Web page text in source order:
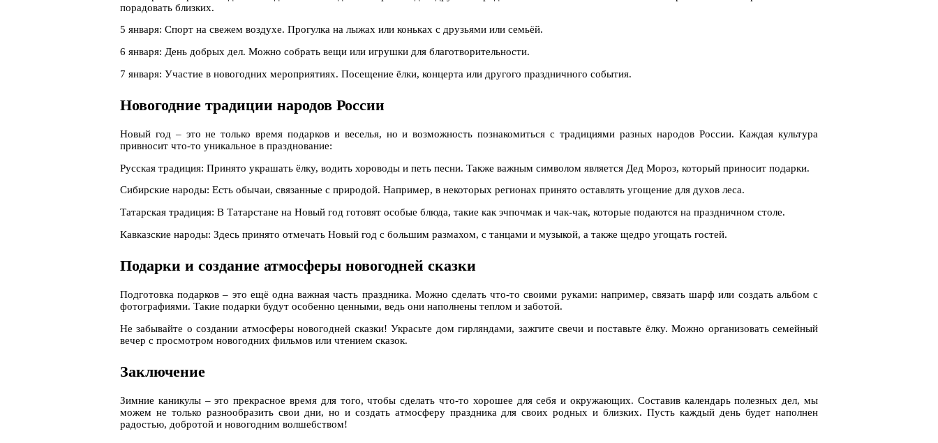
порадовать близких.
5 января: Спорт на свежем воздухе. Прогулка на лыжах или коньках с друзьями или семьёй.
6 января: День добрых дел. Можно собрать вещи или игрушки для благотворительности.
7 января: Участие в новогодних мероприятиях. Посещение ёлки, концерта или другого праздничного события.
Новогодние традиции народов России
Новый год – это не только время подарков и веселья, но и возможность познакомиться с традициями разных народов России. Каждая культура
привносит что-то уникальное в празднование:
Русская традиция: Принято украшать ёлку, водить хороводы и петь песни. Также важным символом является Дед Мороз, который приносит подарки.
Сибирские народы: Есть обычаи, связанные с природой. Например, в некоторых регионах принято оставлять угощение для духов леса.
Татарская традиция: В Татарстане на Новый год готовят особые блюда, такие как эчпочмак и чак-чак, которые подаются на праздничном столе.
Кавказские народы: Здесь принято отмечать Новый год с большим размахом, с танцами и музыкой, а также щедро угощать гостей.
Подарки и создание атмосферы новогодней сказки
Подготовка подарков – это ещё одна важная часть праздника. Можно сделать что-то своими руками: например, связать шарф или создать альбом с
фотографиями. Такие подарки будут особенно ценными, ведь они наполнены теплом и заботой.
Не забывайте о создании атмосферы новогодней сказки! Украсьте дом гирляндами, зажгите свечи и поставьте ёлку. Можно организовать семейный
вечер с просмотром новогодних фильмов или чтением сказок.
Заключение
Зимние каникулы – это прекрасное время для того, чтобы сделать что-то хорошее для себя и окружающих. Составив календарь полезных дел, мы
можем не только разнообразить свои дни, но и создать атмосферу праздника для своих родных и близких. Пусть каждый день будет наполнен
радостью, добротой и новогодним волшебством!